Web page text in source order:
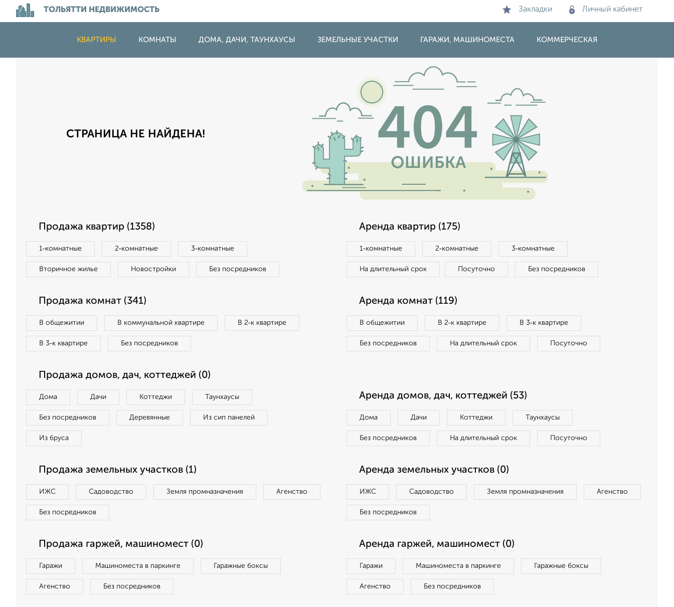
ТОЛЬЯТТИ НЕДВИЖИМОСТЬ Закладки Личный кабинет
КВАРТИРЫ КОМНАТЫ ДОМА, ДАЧИ, ТАУНХАУСЫ ЗЕМЕЛЬНЫЕ УЧАСТКИ ГАРАЖИ, МАШИНОМЕСТА КОММЕРЧЕСКАЯ
СТРАНИЦА НЕ НАЙДЕНА!
Продажа квартир (1358)
1‑комнатные 2‑комнатные 3‑комнатные
Вторичное жилье Новостройки Без посредников
Аренда квартир (175)
1‑комнатные 2‑комнатные 3‑комнатные
На длительный срок Посуточно Без посредников
Продажа комнат (341)
В общежитии В коммунальной квартире В 2‑к квартире
В 3‑к квартире Без посредников
Аренда комнат (119)
В общежитии В 2‑к квартире В 3‑к квартире
Без посредников На длительный срок Посуточно
Продажа домов, дач, коттеджей (0)
Дома Дачи Коттеджи Таунхаусы
Без посредников Деревянные Из сип панелей
Из бруса
Аренда домов, дач, коттеджей (53)
Дома Дачи Коттеджи Таунхаусы
Без посредников На длительный срок Посуточно
Продажа земельных участков (1)
ИЖС Садоводство Земля промназначения Агенство
Без посредников
Аренда земельных участков (0)
ИЖС Садоводство Земля промназначения Агенство
Без посредников
Продажа гаржей, машиномест (0)
Гаражи Машиноместа в паркинге Гаражные боксы
Агенство Без посредников
Аренда гаржей, машиномест (0)
Гаражи Машиноместа в паркинге Гаражные боксы
Агенство Без посредников